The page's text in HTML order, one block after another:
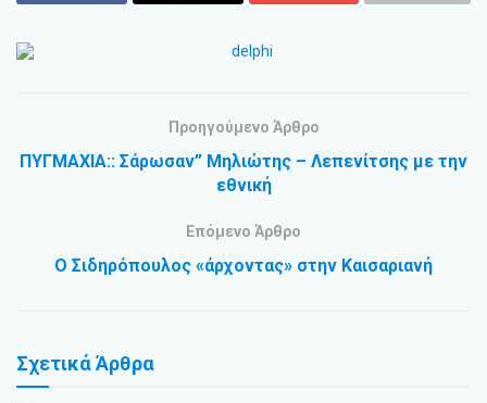
Προηγούμενο Άρθρο
ΠΥΓΜΑΧΙΑ:: Σάρωσαν” Μηλιώτης – Λεπενίτσης με την
εθνική
Επόμενο Άρθρο
Ο Σιδηρόπουλος «άρχοντας» στην Καισαριανή
ΣχετικάΆρθρα